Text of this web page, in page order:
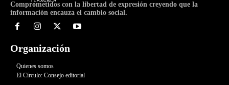
Comprometidos con la libertad de expresión creyendo que la
información encauza el cambio social.
Organización
Quienes somos
El Círculo: Consejo editorial